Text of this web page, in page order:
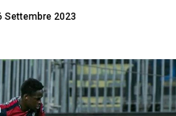
Settembre 2023